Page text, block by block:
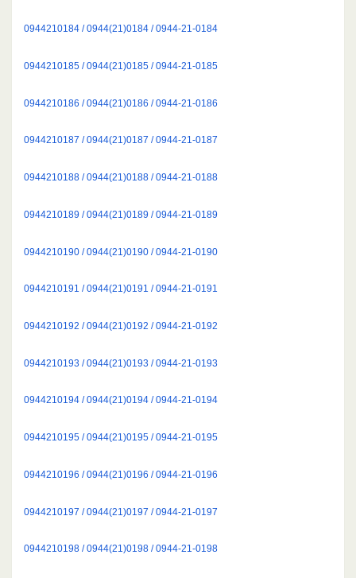
0944210184 / 0944(21)0184 / 0944-21-0184
0944210185 / 0944(21)0185 / 0944-21-0185
0944210186 / 0944(21)0186 / 0944-21-0186
0944210187 / 0944(21)0187 / 0944-21-0187
0944210188 / 0944(21)0188 / 0944-21-0188
0944210189 / 0944(21)0189 / 0944-21-0189
0944210190 / 0944(21)0190 / 0944-21-0190
0944210191 / 0944(21)0191 / 0944-21-0191
0944210192 / 0944(21)0192 / 0944-21-0192
0944210193 / 0944(21)0193 / 0944-21-0193
0944210194 / 0944(21)0194 / 0944-21-0194
0944210195 / 0944(21)0195 / 0944-21-0195
0944210196 / 0944(21)0196 / 0944-21-0196
0944210197 / 0944(21)0197 / 0944-21-0197
0944210198 / 0944(21)0198 / 0944-21-0198